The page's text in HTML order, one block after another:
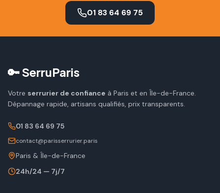
01 83 64 69 75
🔑 SerruParis
Votre serrurier de confiance à Paris et en Île-de-France.
Dépannage rapide, artisans qualifiés, prix transparents.
01 83 64 69 75
contact@parisserrurier.paris
Paris & Île-de-France
24h/24 — 7j/7